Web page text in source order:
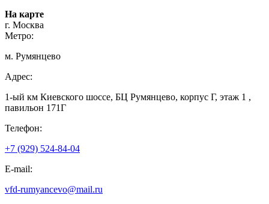
На карте
г. Москва
Метро:
м. Румянцево
Адрес:
1-ый км Киевского шоссе, БЦ Румянцево, корпус Г, этаж 1 ,
павильон 171Г
Телефон:
+7 (929) 524-84-04
E-mail:
vfd-rumyancevo@mail.ru